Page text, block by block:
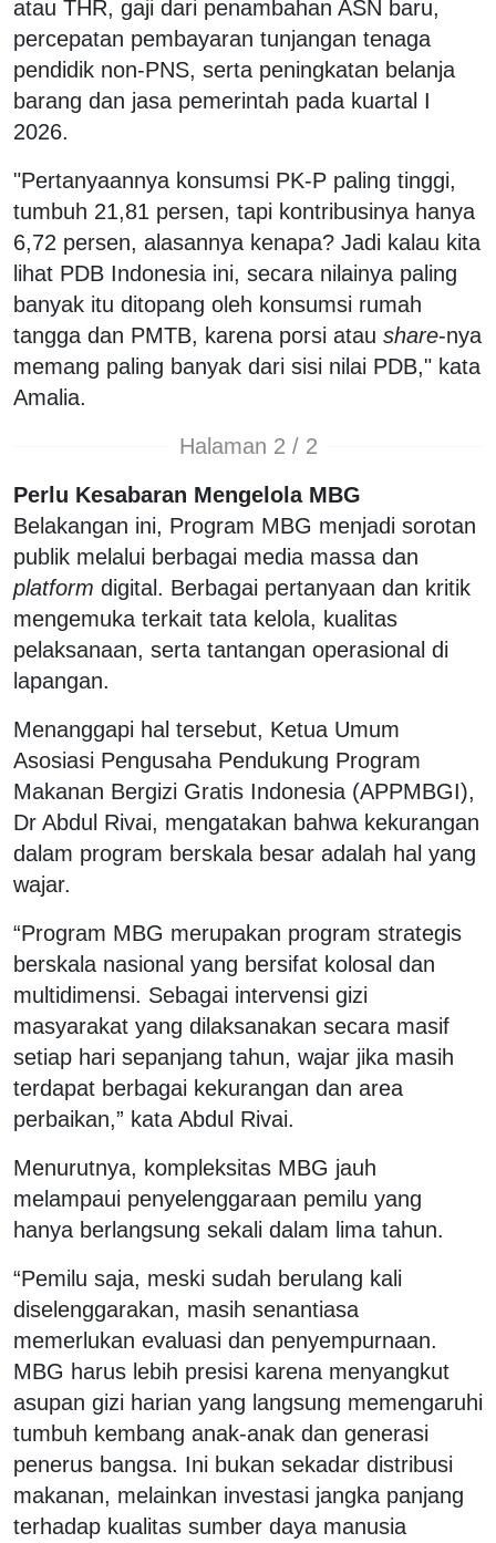
atau THR, gaji dari penambahan ASN baru,
percepatan pembayaran tunjangan tenaga
pendidik non-PNS, serta peningkatan belanja
barang dan jasa pemerintah pada kuartal I
2026.
"Pertanyaannya konsumsi PK-P paling tinggi,
tumbuh 21,81 persen, tapi kontribusinya hanya
6,72 persen, alasannya kenapa? Jadi kalau kita
lihat PDB Indonesia ini, secara nilainya paling
banyak itu ditopang oleh konsumsi rumah
tangga dan PMTB, karena porsi atau share-nya
memang paling banyak dari sisi nilai PDB," kata
Amalia.
Halaman 2 / 2
Perlu Kesabaran Mengelola MBG
Belakangan ini, Program MBG menjadi sorotan
publik melalui berbagai media massa dan
platform digital. Berbagai pertanyaan dan kritik
mengemuka terkait tata kelola, kualitas
pelaksanaan, serta tantangan operasional di
lapangan.
Menanggapi hal tersebut, Ketua Umum
Asosiasi Pengusaha Pendukung Program
Makanan Bergizi Gratis Indonesia (APPMBGI),
Dr Abdul Rivai, mengatakan bahwa kekurangan
dalam program berskala besar adalah hal yang
wajar.
“Program MBG merupakan program strategis
berskala nasional yang bersifat kolosal dan
multidimensi. Sebagai intervensi gizi
masyarakat yang dilaksanakan secara masif
setiap hari sepanjang tahun, wajar jika masih
terdapat berbagai kekurangan dan area
perbaikan,” kata Abdul Rivai.
Menurutnya, kompleksitas MBG jauh
melampaui penyelenggaraan pemilu yang
hanya berlangsung sekali dalam lima tahun.
“Pemilu saja, meski sudah berulang kali
diselenggarakan, masih senantiasa
memerlukan evaluasi dan penyempurnaan.
MBG harus lebih presisi karena menyangkut
asupan gizi harian yang langsung memengaruhi
tumbuh kembang anak-anak dan generasi
penerus bangsa. Ini bukan sekadar distribusi
makanan, melainkan investasi jangka panjang
terhadap kualitas sumber daya manusia